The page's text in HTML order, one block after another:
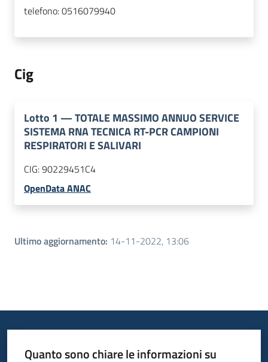
telefono:0516079940
Cig
Lotto 1 —TOTALE MASSIMO ANNUO SERVICE
SISTEMA RNA TECNICA RT-PCR CAMPIONI
RESPIRATORI E SALIVARI
CIG:90229451C4
OpenData ANAC
Ultimo aggiornamento: 14-11-2022, 13:06
Quanto sono chiare le informazioni su